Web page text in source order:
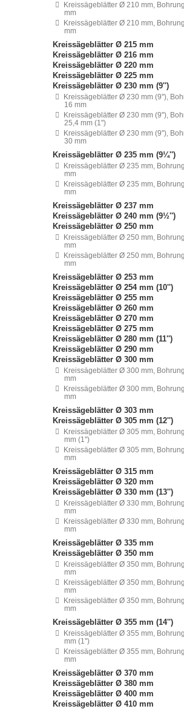
Kreissägeblätter Ø 210 mm,
mm
Kreissägeblätter Ø 210 mm,
mm
Kreissägeblätter Ø 215 mm
Kreissägeblätter Ø 216 mm
Kreissägeblätter Ø 220 mm
Kreissägeblätter Ø 225 mm
Kreissägeblätter Ø 230 mm (9'')
Kreissägeblätter Ø 230 mm (9''),
16 mm
Kreissägeblätter Ø 230 mm (9''),
25,4 mm (1'')
Kreissägeblätter Ø 230 mm (9''),
30 mm
Kreissägeblätter Ø 235 mm (9¼'')
Kreissägeblätter Ø 235 mm,
mm
Kreissägeblätter Ø 235 mm,
mm
Kreissägeblätter Ø 237 mm
Kreissägeblätter Ø 240 mm (9½'')
Kreissägeblätter Ø 250 mm
Kreissägeblätter Ø 250 mm,
mm
Kreissägeblätter Ø 250 mm,
mm
Kreissägeblätter Ø 253 mm
Kreissägeblätter Ø 254 mm (10'')
Kreissägeblätter Ø 255 mm
Kreissägeblätter Ø 260 mm
Kreissägeblätter Ø 270 mm
Kreissägeblätter Ø 275 mm
Kreissägeblätter Ø 280 mm (11'')
Kreissägeblätter Ø 290 mm
Kreissägeblätter Ø 300 mm
Kreissägeblätter Ø 300 mm,
mm
Kreissägeblätter Ø 300 mm,
mm
Kreissägeblätter Ø 303 mm
Kreissägeblätter Ø 305 mm (12'')
Kreissägeblätter Ø 305 mm,
mm (1'')
Kreissägeblätter Ø 305 mm,
mm
Kreissägeblätter Ø 315 mm
Kreissägeblätter Ø 320 mm
Kreissägeblätter Ø 330 mm (13'')
Kreissägeblätter Ø 330 mm,
mm
Kreissägeblätter Ø 330 mm,
mm
Kreissägeblätter Ø 335 mm
Kreissägeblätter Ø 350 mm
Kreissägeblätter Ø 350 mm,
mm
Kreissägeblätter Ø 350 mm,
mm
Kreissägeblätter Ø 350 mm,
mm
Kreissägeblätter Ø 355 mm (14'')
Kreissägeblätter Ø 355 mm,
mm (1'')
Kreissägeblätter Ø 355 mm,
mm
Kreissägeblätter Ø 370 mm
Kreissägeblätter Ø 380 mm
Kreissägeblätter Ø 400 mm
Kreissägeblätter Ø 410 mm